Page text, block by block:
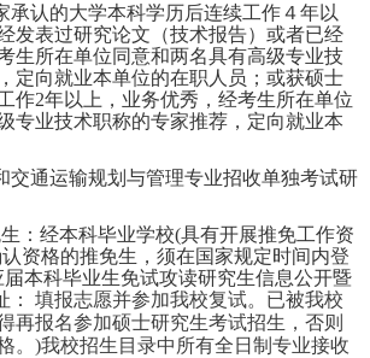
承认的大学本科学历后连续工作４年以
发表过研究论文（技术报告）或者已经
生所在单位同意和两名具有高级专业技
定向就业本单位的在职人员；或获硕士
作2年以上，业务优秀，经考生所在单位
专业技术职称的专家推荐，定向就业本
交通运输规划与管理专业招收单独考试研
：经本科毕业学校(具有开展推免工作资
资格的推免生，须在国家规定时间内登
本科毕业生免试攻读研究生信息公开暨
：
填报志愿并参加我校复试。已被我校
再报名参加硕士研究生考试招生，否则
。)我校招生目录中所有全日制专业接收